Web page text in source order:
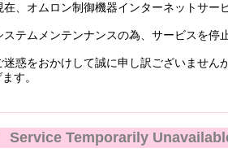
、オムロン制御機器インターネットサー
テムメンテンナンスの為、サービスを停
惑をおかけして誠に申し訳ございません
ます。
Service Temporarily